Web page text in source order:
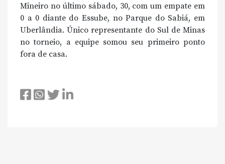
Mineiro no último sábado, 30, com um empate em
0 a 0 diante do Essube, no Parque do Sabiá, em
Uberlândia. Único representante do Sul de Minas
no torneio, a equipe somou seu primeiro ponto
fora de casa.